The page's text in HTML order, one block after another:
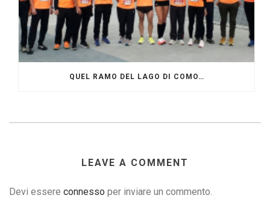
QUEL RAMO DEL LAGO DI COMO…
LEAVE A COMMENT
Devi essere connesso per inviare un commento.